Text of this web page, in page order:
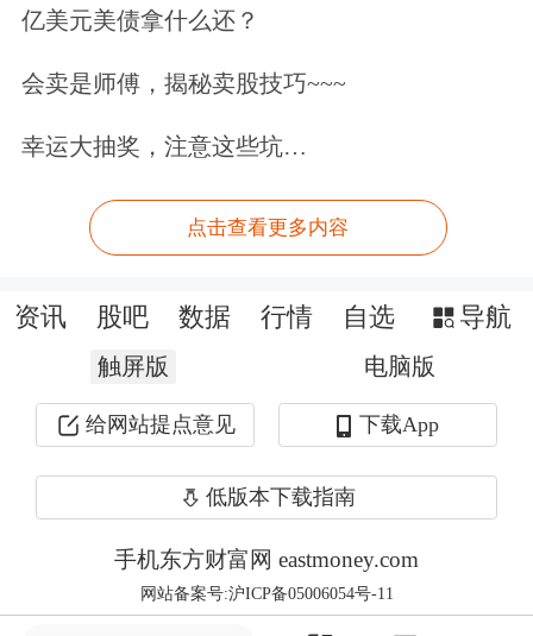
免责声明：本文基于AI生产，仅供参
考，不构成任何投资建议，据此操作风
险自担。东方财富发布此内容旨在传播
更多信息，与本平台立场无关。东方财
富力求但不保证数据的完全准确，如有
错漏请以中国证监会指定上市公司信息
亿美元美债拿什么还？
会卖是师傅，揭秘卖股技巧~~~
幸运大抽奖，注意这些坑…
点击查看更多内容
资讯 股吧 数据 行情 自选 导航
触屏版 电脑版
给网站提点意见 下载App
低版本下载指南
手机东方财富网 eastmoney.com
网站备案号:沪ICP备05006054号-11